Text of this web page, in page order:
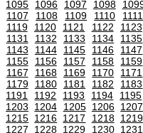
1095
1096 1097 1098
1107
1108 1109 1110
1111
1119
1120 1121 1122
1123
1131
1132 1133 1134
1135
1143
1144 1145 1146
1147
1155
1156 1157 1158
1159
1167
1168 1169 1170
1171
1179
1180 1181 1182
1183
1191
1192 1193 1194
1195
1203
1204 1205 1206 1207
1215 1216 1217 1218 1219
1227
1228 1229 1230 1231